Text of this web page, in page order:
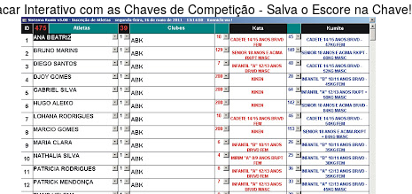
Interativo com as Chaves de Competição - Salva o Escore na Chave!